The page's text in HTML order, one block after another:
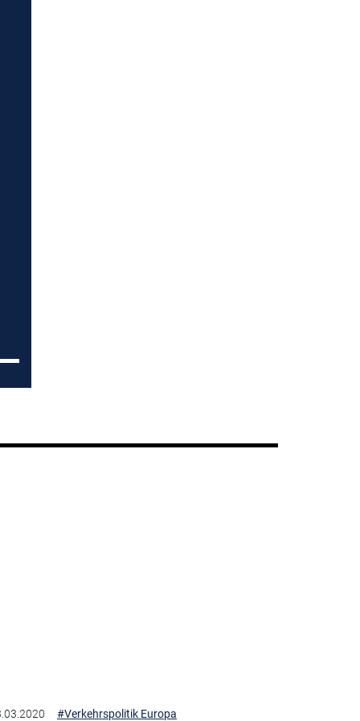
#Verkehrspolitik Europa